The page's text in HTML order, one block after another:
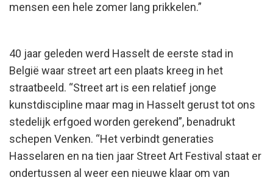
mensen een hele zomer lang prikkelen.”
40 jaar geleden werd Hasselt de eerste stad in
België waar street art een plaats kreeg in het
straatbeeld. “Street art is een relatief jonge
kunstdiscipline maar mag in Hasselt gerust tot ons
stedelijk erfgoed worden gerekend”, benadrukt
schepen Venken. “Het verbindt generaties
Hasselaren en na tien jaar Street Art Festival staat er
ondertussen al weer een nieuwe klaar om van